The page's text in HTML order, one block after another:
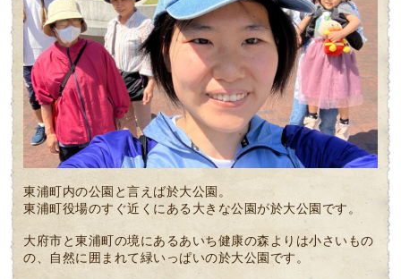
東浦町内の公園と言えば於大公園。
東浦町役場のすぐ近くにある大きな公園が於大公園です。
大府市と東浦町の境にあるあいち健康の森よりは小さいもの
の、自然に囲まれて緑いっぱいの於大公園です。